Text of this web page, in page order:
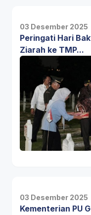
03 Desember 2025
Peringati Hari
Ziarah ke TMP...
03 Desember 2025
Kementerian PU